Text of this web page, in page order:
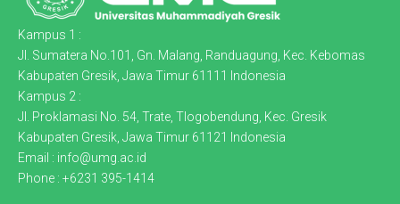
Kampus 1 :
Jl. Sumatera No.101, Gn. Malang, Randuagung, Kec. Kebomas
Kabupaten Gresik, Jawa Timur 61111 Indonesia
Kampus 2 :
Jl. Proklamasi No. 54, Trate, Tlogobendung, Kec. Gresik
Kabupaten Gresik, Jawa Timur 61121 Indonesia
Email : info@umg.ac.id
Phone : +6231 395-1414